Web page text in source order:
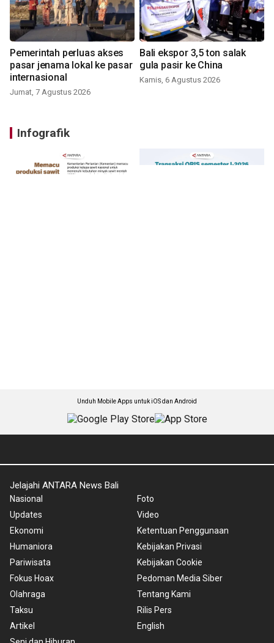
Pemerintah perluas akses
pasar jenama lokal ke pasar
internasional
Jumat, 7 Agustus 2026
Bali ekspor 3,5 ton salak
gula pasir ke China
Kamis, 6 Agustus 2026
Infografik
Unduh Mobile Apps untuk iOS dan Android
Jelajahi ANTARA News Bali
Nasional
Updates
Ekonomi
Humaniora
Pariwisata
Fokus Hoax
Olahraga
Taksu
Artikel
Foto
Video
Ketentuan Penggunaan
Kebijakan Privasi
Kebijakan Cookie
Pedoman Media Siber
Tentang Kami
Rilis Pers
English